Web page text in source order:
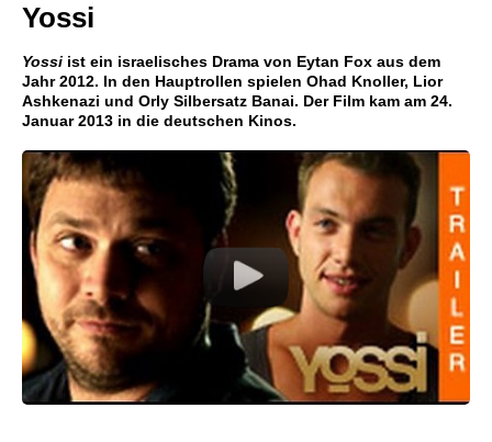
Yossi
Yossi ist ein israelisches Drama von Eytan Fox aus dem
Jahr 2012. In den Hauptrollen spielen Ohad Knoller, Lior
Ashkenazi und Orly Silbersatz Banai. Der Film kam am 24.
Januar 2013 in die deutschen Kinos.